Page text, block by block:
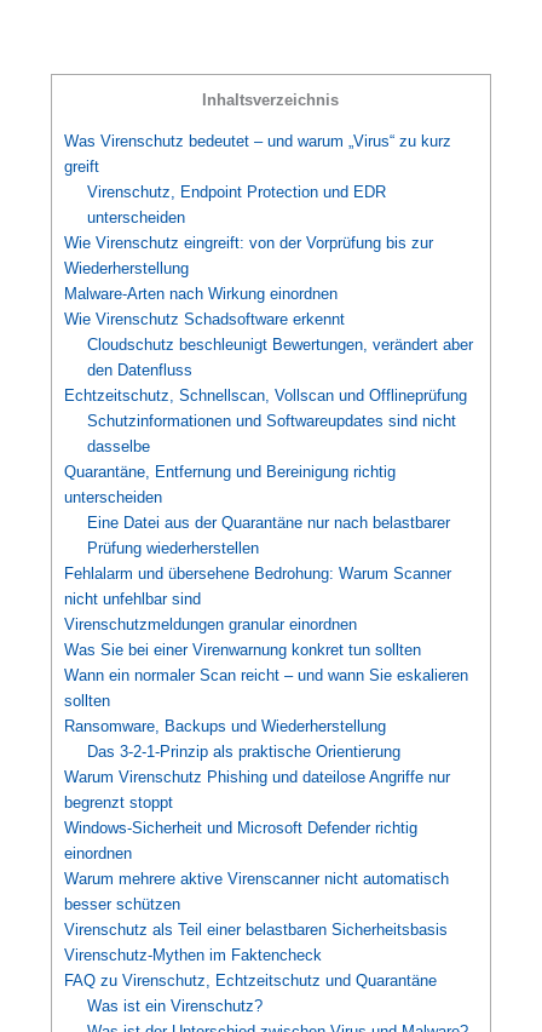
Inhaltsverzeichnis
Was Virenschutz bedeutet – und warum „Virus“ zu kurz
greift
Virenschutz, Endpoint Protection und EDR
unterscheiden
Wie Virenschutz eingreift: von der Vorprüfung bis zur
Wiederherstellung
Malware-Arten nach Wirkung einordnen
Wie Virenschutz Schadsoftware erkennt
Cloudschutz beschleunigt Bewertungen, verändert aber
den Datenfluss
Echtzeitschutz, Schnellscan, Vollscan und Offlineprüfung
Schutzinformationen und Softwareupdates sind nicht
dasselbe
Quarantäne, Entfernung und Bereinigung richtig
unterscheiden
Eine Datei aus der Quarantäne nur nach belastbarer
Prüfung wiederherstellen
Fehlalarm und übersehene Bedrohung: Warum Scanner
nicht unfehlbar sind
Virenschutzmeldungen granular einordnen
Was Sie bei einer Virenwarnung konkret tun sollten
Wann ein normaler Scan reicht – und wann Sie eskalieren
sollten
Ransomware, Backups und Wiederherstellung
Das 3-2-1-Prinzip als praktische Orientierung
Warum Virenschutz Phishing und dateilose Angriffe nur
begrenzt stoppt
Windows-Sicherheit und Microsoft Defender richtig
einordnen
Warum mehrere aktive Virenscanner nicht automatisch
besser schützen
Virenschutz als Teil einer belastbaren Sicherheitsbasis
Virenschutz-Mythen im Faktencheck
FAQ zu Virenschutz, Echtzeitschutz und Quarantäne
Was ist ein Virenschutz?